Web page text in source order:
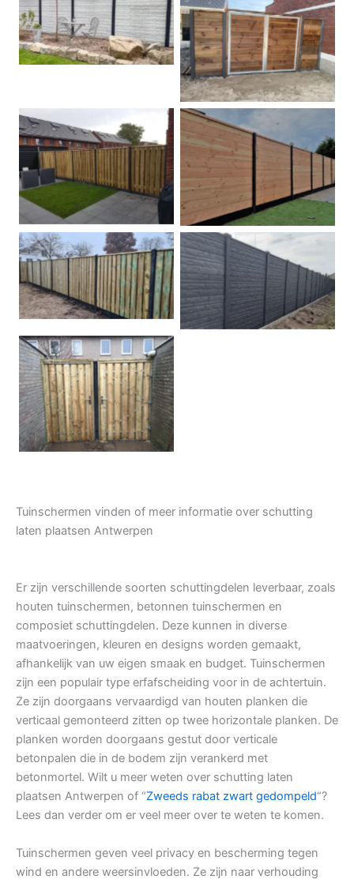
Betonschutting
Dubbele poort
Betonpalen schutting Douglas
Hout beton schuttingen Rots motief antraciet
Tuindeur grenen
Tuinschermen vinden of meer informatie over schutting
laten plaatsen Antwerpen
Er zijn verschillende soorten schuttingdelen leverbaar, zoals
houten tuinschermen, betonnen tuinschermen en
composiet schuttingdelen. Deze kunnen in diverse
maatvoeringen, kleuren en designs worden gemaakt,
afhankelijk van uw eigen smaak en budget. Tuinschermen
zijn een populair type erfafscheiding voor in de achtertuin.
Ze zijn doorgaans vervaardigd van houten planken die
verticaal gemonteerd zitten op twee horizontale planken. De
planken worden doorgaans gestut door verticale
betonpalen die in de bodem zijn verankerd met
betonmortel. Wilt u meer weten over schutting laten
plaatsen Antwerpen of “Zweeds rabat zwart gedompeld“?
Lees dan verder om er veel meer over te weten te komen.
Tuinschermen geven veel privacy en bescherming tegen
wind en andere weersinvloeden. Ze zijn naar verhouding